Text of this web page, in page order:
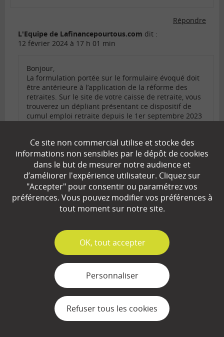
Répondre
L'Equipe de Lafinancepourtous.com dit :
12 février 2024 à 17 h 01 min
Bonjour,
La formulation portée sur le formulaire évoqué doit
être antérieure à l’application de la réforme des
retraites. Sur le site de votre caisse de retraite, vous
trouverez un dépliant présentant ce dispositif de
cumul emploi retraite depuis le 1er septembre 2023
retraite/le-cumul-activite-retraite
Meilleures salutations.
L’équipe de lafinancepourtous.com
Répondre
Erwin dit :
6 février 2024 à 15 h 22 min
Je suis en retraite au premier avril 2024 sans pouvoir
bénéficier du taux plein, et je souhaite continuer une
activité dans la réserve opérationnelle du Service de
Santé des Armées, activité commencée depuis 2017
comme activité accessoire.
Devrai-je attendre 6 mois avant de continuer ?
Merci de votre réponse.
Ce site non commercial utilise et stocke des
informations non sensibles par le dépôt de cookies
dans le but de mesurer notre audience et
d’améliorer l'expérience utilisateur. Cliquez sur
"Accepter" pour consentir ou paramétrez vos
préférences. Vous pouvez modifier vos préférences à
tout moment sur notre site.
✓
OK, tout accepter
Personnaliser
Refuser tous les cookies